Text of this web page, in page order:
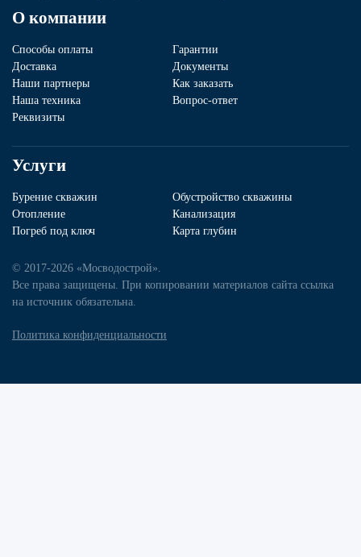
О компании
Способы оплаты
Гарантии
Доставка
Документы
Наши партнеры
Как заказать
Наша техника
Вопрос-ответ
Реквизиты
Услуги
Бурение скважин
Обустройство скважины
Отопление
Канализация
Погреб под ключ
Карта глубин
© 2017-2026 «Мосводострой».
Все права защищены. При копировании материалов сайта ссылка
на источник обязательна.
Политика конфиденциальности